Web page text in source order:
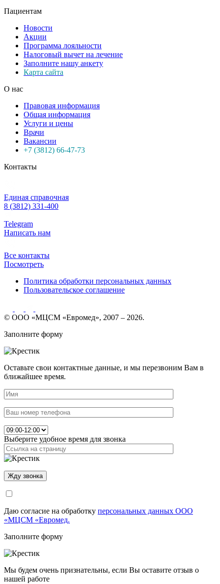
Пациентам
Новости
Акции
Программа лояльности
Налоговый вычет на лечение
Заполните нашу анкету
Карта сайта
О нас
Правовая информация
Общая информация
Услуги и цены
Врачи
Вакансии
+7 (3812) 66-47-73
Контакты
Единая справочная
8 (3812) 331-400
Telegram
Написать нам
Все контакты
Посмотреть
Политика обработки персональных данных
Пользовательское соглашение
© ООО «МЦСМ «Евромед», 2007 – 2026.
Заполните форму
Оставьте свои контактные данные, и мы перезвоним Вам в
ближайшее время.
Выберите удобное время для звонка
Даю согласие на обработку персональных данных ООО
«МЦСМ «Евромед.
Заполните форму
Мы будем очень признательны, если Вы оставите отзыв о
нашей работе